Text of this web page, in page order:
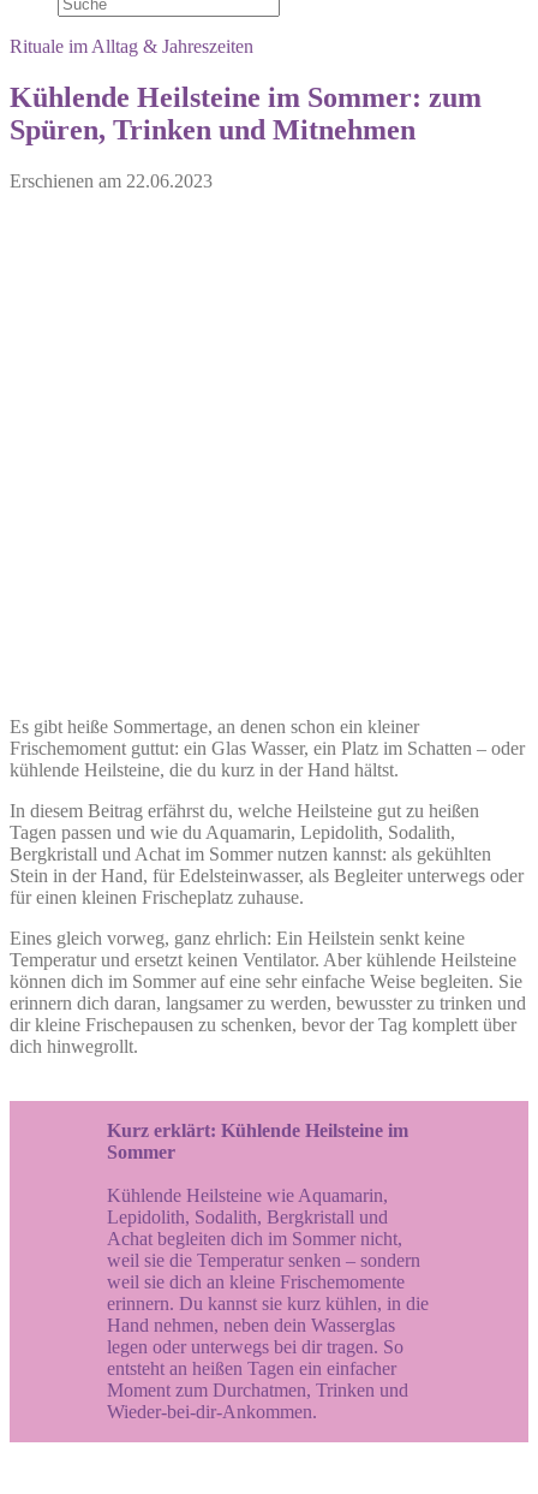
Rituale im Alltag & Jahreszeiten
Kühlende Heilsteine im Sommer: zum
Spüren, Trinken und Mitnehmen
Erschienen am 22.06.2023
Es gibt heiße Sommertage, an denen schon ein kleiner
Frischemoment guttut: ein Glas Wasser, ein Platz im Schatten – oder
kühlende Heilsteine, die du kurz in der Hand hältst.
In diesem Beitrag erfährst du, welche Heilsteine gut zu heißen
Tagen passen und wie du Aquamarin, Lepidolith, Sodalith,
Bergkristall und Achat im Sommer nutzen kannst: als gekühlten
Stein in der Hand, für Edelsteinwasser, als Begleiter unterwegs oder
für einen kleinen Frischeplatz zuhause.
Eines gleich vorweg, ganz ehrlich: Ein Heilstein senkt keine
Temperatur und ersetzt keinen Ventilator. Aber kühlende Heilsteine
können dich im Sommer auf eine sehr einfache Weise begleiten. Sie
erinnern dich daran, langsamer zu werden, bewusster zu trinken und
dir kleine Frischepausen zu schenken, bevor der Tag komplett über
dich hinwegrollt.
Kurz erklärt: Kühlende Heilsteine im
Sommer
Kühlende Heilsteine wie Aquamarin,
Lepidolith, Sodalith, Bergkristall und
Achat begleiten dich im Sommer nicht,
weil sie die Temperatur senken – sondern
weil sie dich an kleine Frischemomente
erinnern. Du kannst sie kurz kühlen, in die
Hand nehmen, neben dein Wasserglas
legen oder unterwegs bei dir tragen. So
entsteht an heißen Tagen ein einfacher
Moment zum Durchatmen, Trinken und
Wieder-bei-dir-Ankommen.